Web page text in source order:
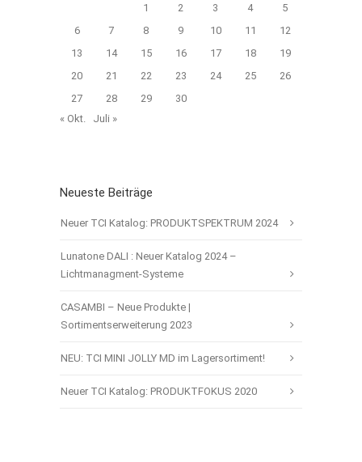
1
2 3 4
5
6
7 8 9 10 11
12
13
14 15 16 17 18
19
20
21 22 23 24 25
26
27
28 29
30
« Okt.
Juli »
Neueste Beiträge
Neuer TCI Katalog: PRODUKTSPEKTRUM 2024
Lunatone DALI : Neuer Katalog 2024 –
Lichtmanagment-Systeme
CASAMBI – Neue Produkte |
Sortimentserweiterung 2023
NEU: TCI MINI JOLLY MD im Lagersortiment!
Neuer TCI Katalog: PRODUKTFOKUS 2020